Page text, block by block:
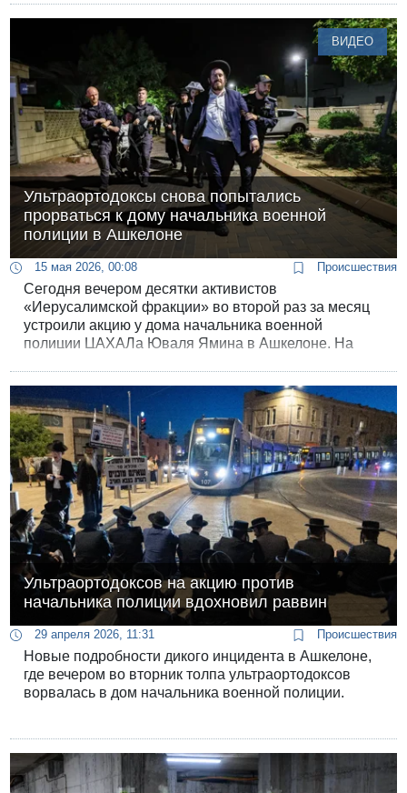
ВИДЕО
Ультраортодоксы снова попытались
прорваться к дому начальника военной
полиции в Ашкелоне
15 мая 2026, 00:08 Происшествия
Сегодня вечером десятки активистов
«Иерусалимской фракции» во второй раз за месяц
устроили акцию у дома начальника военной
полиции ЦАХАЛа Юваля Ямина в Ашкелоне. На
Ультраортодоксов на акцию против
начальника полиции вдохновил раввин
29 апреля 2026, 11:31 Происшествия
Новые подробности дикого инцидента в Ашкелоне,
где вечером во вторник толпа ультраортодоксов
ворвалась в дом начальника военной полиции.